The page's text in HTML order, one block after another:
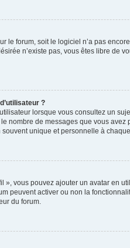
le forum, soit le logiciel n’a pas
n’existe pas, vous êtes libre de
?
lorsque vous consultez un
nombre de messages que vous
unique et personnelle à
», vous pouvez ajouter un avatar en
peuvent activer ou non la
du forum.